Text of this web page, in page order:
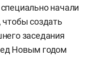
начали
чтобы создать
заседания
Новым годом